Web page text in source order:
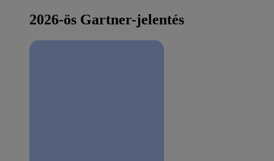
2026-ös Gartner-jelentés